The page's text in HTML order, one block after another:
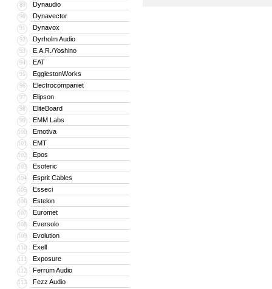
89 Dynaudio
90 Dynavector
91 Dynavox
92 Dyrholm Audio
93 E.A.R./Yoshino
94 EAT
95 EgglestonWorks
96 Electrocompaniet
97 Elipson
98 EliteBoard
99 EMM Labs
100 Emotiva
101 EMT
102 Epos
103 Esoteric
104 Esprit Cables
105 Esseci
106 Estelon
107 Euromet
108 Eversolo
109 Evolution
110 Exell
111 Exposure
112 Ferrum Audio
113 Fezz Audio